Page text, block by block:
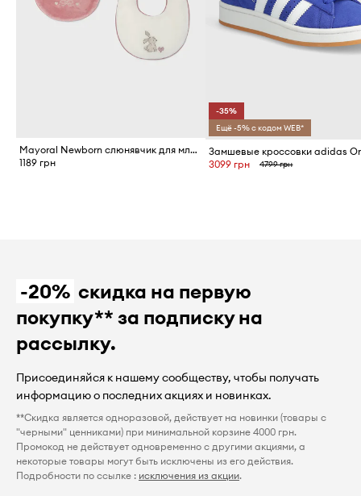
Mayoral Newborn слюнявчик для младенцев 2 шт.
1189 грн
-35%
Ещё -5% с кодом WEB*
3099 грн 4799 грн
-20% скидка на первую
покупку** за подписку на
рассылку.
Присоединяйся к нашему сообществу, чтобы получать
информацию о последних акциях и новинках.
**Скидка является одноразовой, действует на новинки (товары с
"черными" ценниками) при минимальной корзине 4000 грн.
Промокод не действует одновременно с другими акциями, а
некоторые товары могут быть исключены из его действия.
Подробности по ссылке : исключения из акции.